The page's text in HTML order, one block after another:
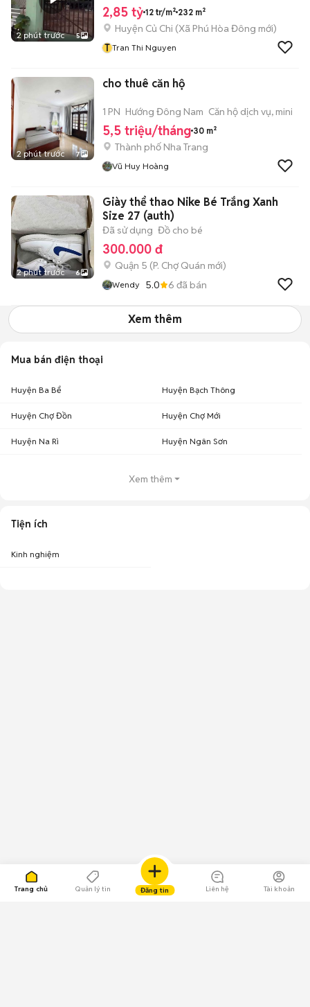
Trang chủ Quản lý tin Đăng tin Liên hệ Tài khoản
2 phút trước 5
2,85 tỷ 12 tr/m² 232 m²
Huyện Củ Chi (Xã Phú Hòa Đông mới)
T Tran Thi Nguyen
2 phút trước 7
cho thuê căn hộ
1 PN Hướng Đông Nam Căn hộ dịch vụ, mini
5,5 triệu/tháng 30 m²
Thành phố Nha Trang
Vũ Huy Hoàng
2 phút trước 6
Giày thể thao Nike Bé Trắng Xanh
Size 27 (auth)
Đã sử dụng Đồ cho bé
300.000 đ
Quận 5 (P. Chợ Quán mới)
Wendy 5.0 6 đã bán
Xem thêm
Mua bán điện thoại
Huyện Ba Bể Huyện Bạch Thông
Huyện Chợ Đồn Huyện Chợ Mới
Huyện Na Rì Huyện Ngân Sơn
Xem thêm
Tiện ích
Kinh nghiệm